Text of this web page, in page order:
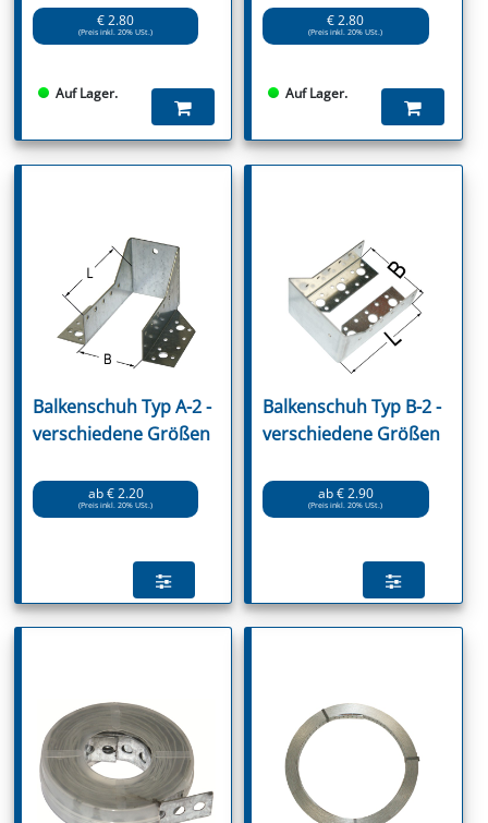
€ 2.80
(Preis inkl. 20% USt.)
Auf Lager.
€ 2.80
(Preis inkl. 20% USt.)
Auf Lager.
Balkenschuh Typ A-2 -
verschiedene Größen
ab € 2.20
(Preis inkl. 20% USt.)
Balkenschuh Typ B-2 -
verschiedene Größen
ab € 2.90
(Preis inkl. 20% USt.)